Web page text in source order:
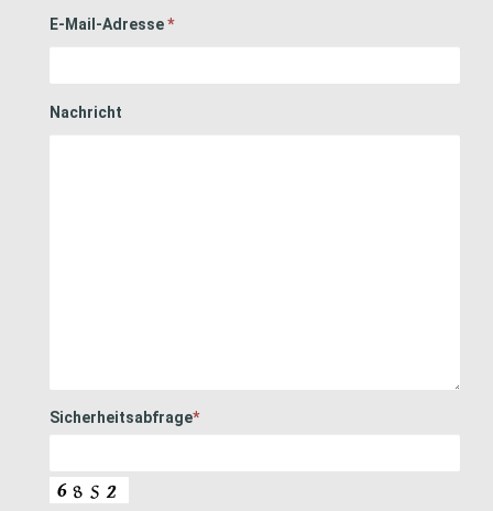
E-Mail-Adresse*
Nachricht
Sicherheitsabfrage*